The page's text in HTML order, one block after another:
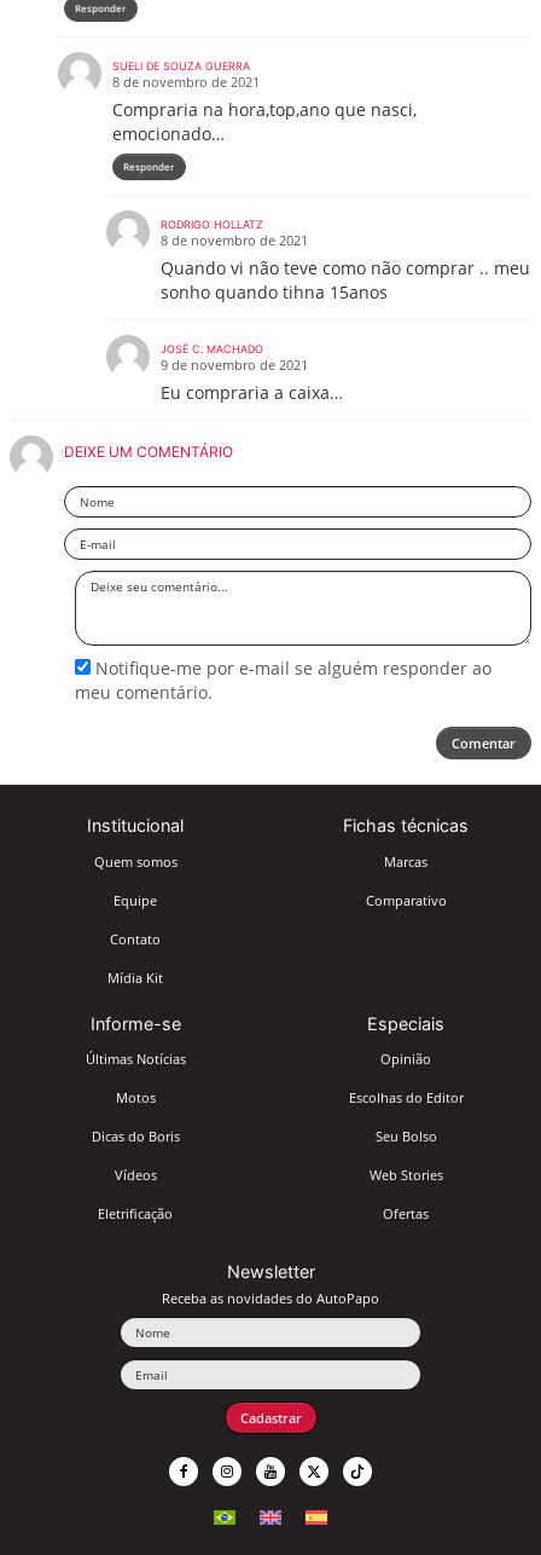
Responder
SUELI DE SOUZA GUERRA
8 de novembro de 2021
Compraria na hora,top,ano que nasci,
emocionado…
Responder
RODRIGO HOLLATZ
8 de novembro de 2021
Quando vi não teve como não comprar .. meu
sonho quando tihna 15anos
JOSÉ C. MACHADO
9 de novembro de 2021
Eu compraria a caixa…
DEIXE UM COMENTÁRIO
Nome
Email
Deixe
Notifique-me por e-mail se alguém responder ao
meu comentário.
Comentar
Institucional
Quem somos
Equipe
Contato
Mídia Kit
Fichas técnicas
Marcas
Comparativo
Informe-se
Últimas Notícias
Motos
Dicas do Boris
Vídeos
Eletrificação
Especiais
Opinião
Escolhas do Editor
Seu Bolso
Web Stories
Ofertas
Newsletter
Receba as novidades do AutoPapo
Cadastrar